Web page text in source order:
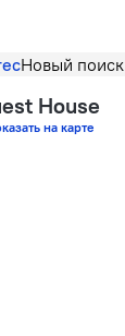
Новый поиск
House
на карте